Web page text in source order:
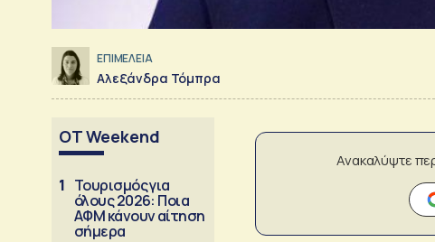
ΕΠΙΜΕΛΕΙΑ
Αλεξάνδρα Τόμπρα
OT Weekend
1 Τουρισμός για
όλους 2026: Ποια
ΑΦΜ κάνουν αίτηση
σήμερα
Ανακαλύψτε